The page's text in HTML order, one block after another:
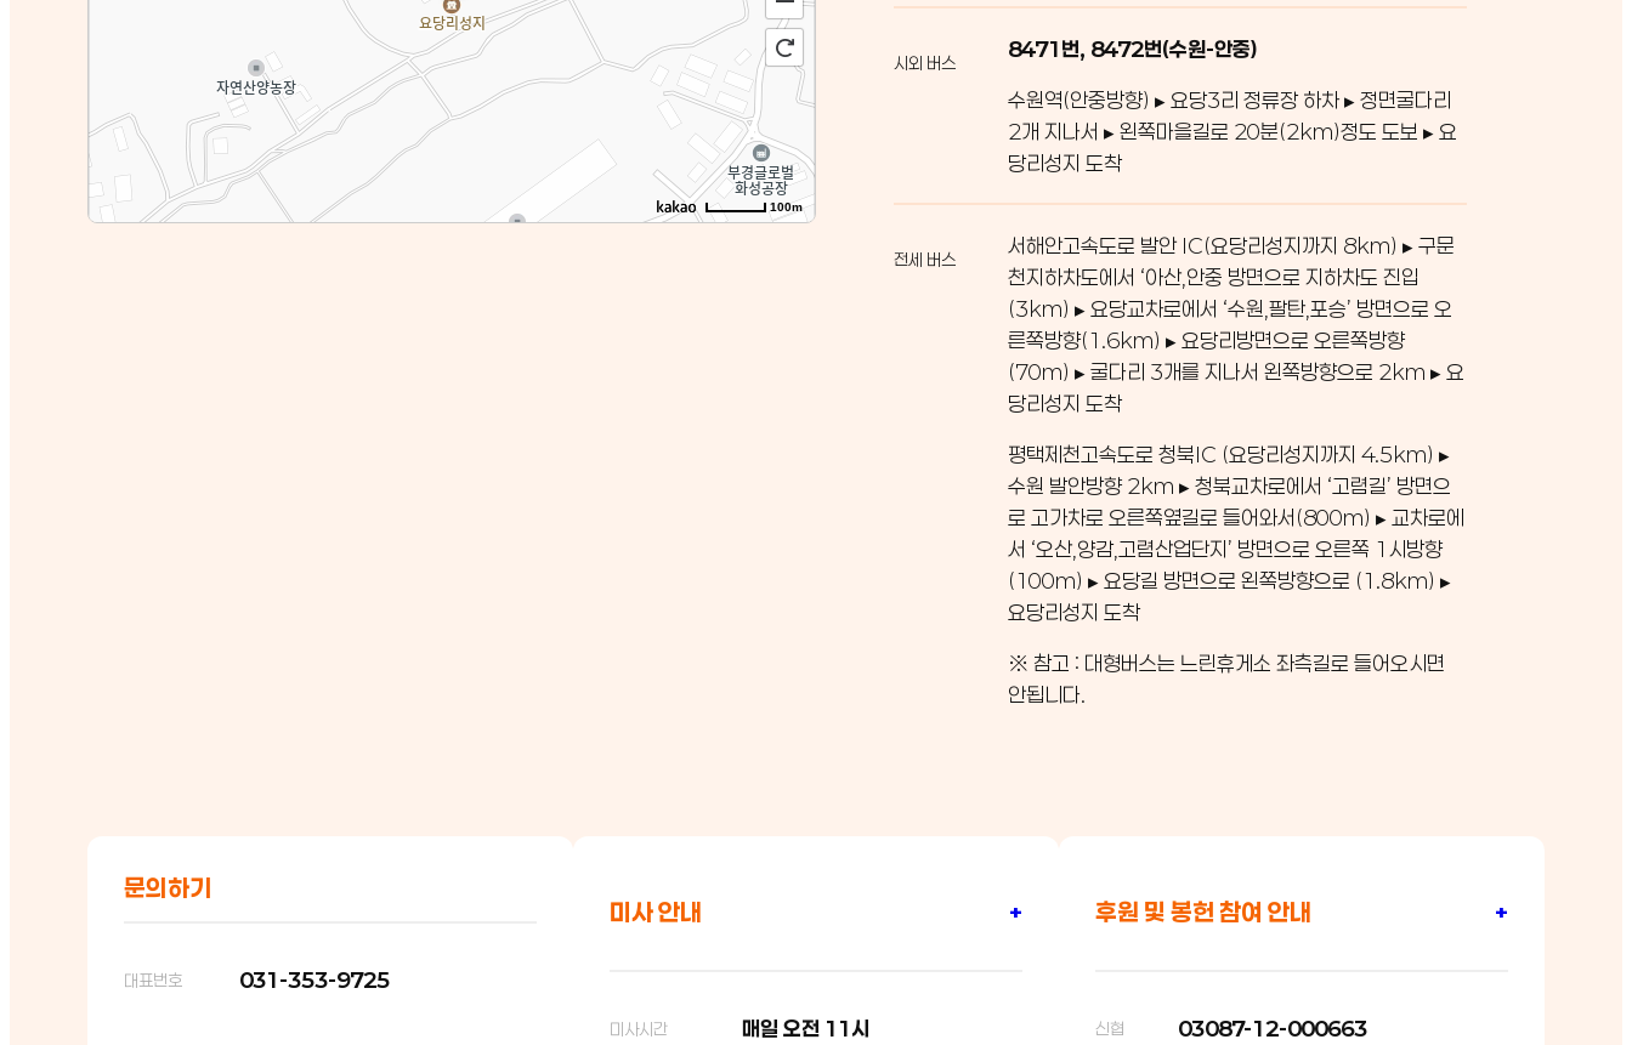
100m
시외 버스
8471번, 8472번(수원-안중)
수원역(안중방향) ▸ 요당3리 정류장 하차 ▸ 정면굴다리
2개 지나서 ▸ 왼쪽마을길로 20분(2km)정도 도보 ▸ 요
당리성지 도착
전세 버스
서해안고속도로 발안 IC(요당리성지까지 8km) ▸ 구문
천지하차도에서 ‘아산,안중 방면으로 지하차도 진입
(3km) ▸ 요당교차로에서 ‘수원,팔탄,포승’ 방면으로 오
른쪽방향(1.6km) ▸ 요당리방면으로 오른쪽방향
(70m) ▸ 굴다리 3개를 지나서 왼쪽방향으로 2km ▸ 요
당리성지 도착
평택제천고속도로 청북IC (요당리성지까지 4.5km) ▸
수원 발안방향 2km ▸ 청북교차로에서 ‘고렴길’ 방면으
로 고가차로 오른쪽옆길로 들어와서(800m) ▸ 교차로에
서 ‘오산,양감,고렴산업단지’ 방면으로 오른쪽 1시방향
(100m) ▸ 요당길 방면으로 왼쪽방향으로 (1.8km) ▸
요당리성지 도착
※ 참고 : 대형버스는 느린휴게소 좌측길로 들어오시면
안됩니다.
문의하기
대표번호 031-353-9725
미사 안내 +
미사시간 매일 오전 11시
후원 및 봉헌 참여 안내 +
신협 03087-12-000663